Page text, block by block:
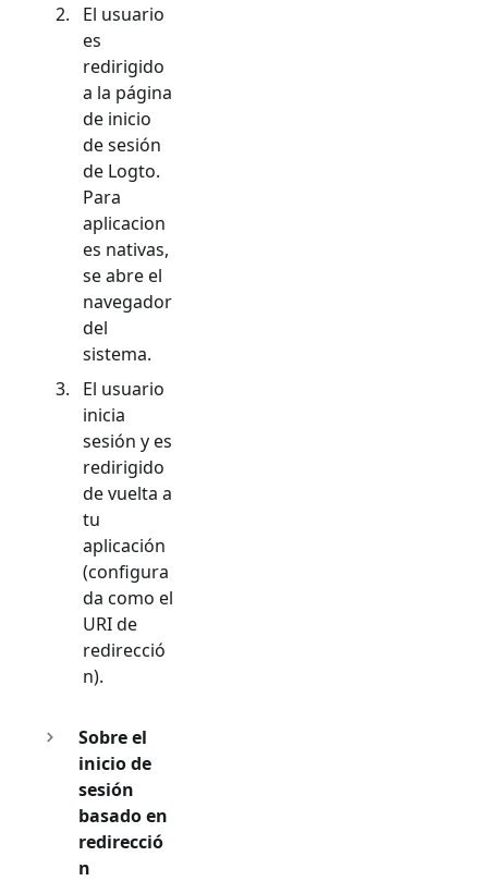
El usuario
es
redirigido
a la página
de inicio
de sesión
de Logto.
Para
aplicacion
es nativas,
se abre el
navegador
del
sistema.
El usuario
inicia
sesión y es
redirigido
de vuelta a
tu
aplicación
(configura
da como el
URI de
redirecció
n).
Sobre el
inicio de
sesión
basado en
redirecció
n